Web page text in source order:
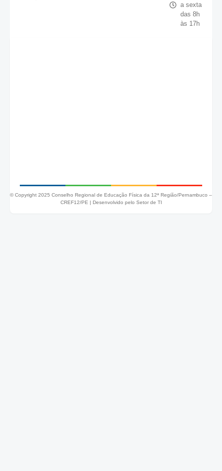
a sexta
das 8h
às 17h
© Copyright 2025 Conselho Regional de Educação Física da 12ª Região/Pernambuco –
CREF12/PE | Desenvolvido pelo Setor de TI